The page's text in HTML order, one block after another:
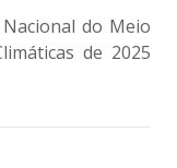
do Meio
de 2025